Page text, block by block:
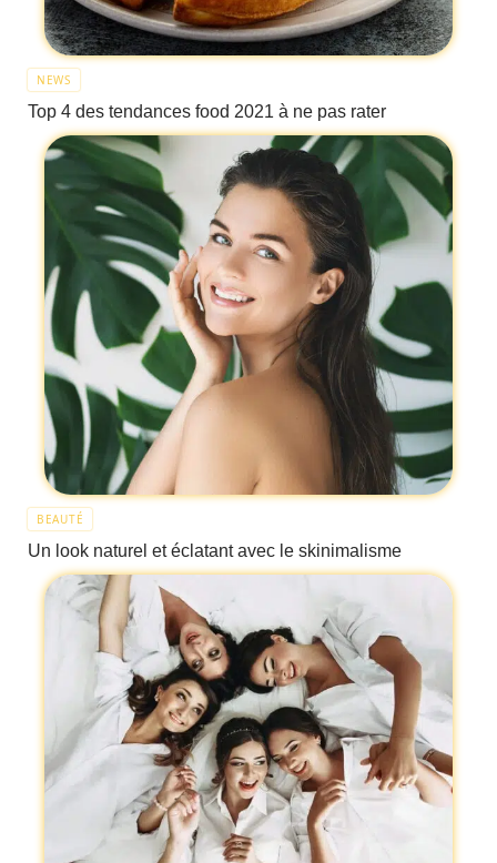
NEWS
Top 4 des tendances food 2021 à ne pas rater
BEAUTÉ
Un look naturel et éclatant avec le skinimalisme